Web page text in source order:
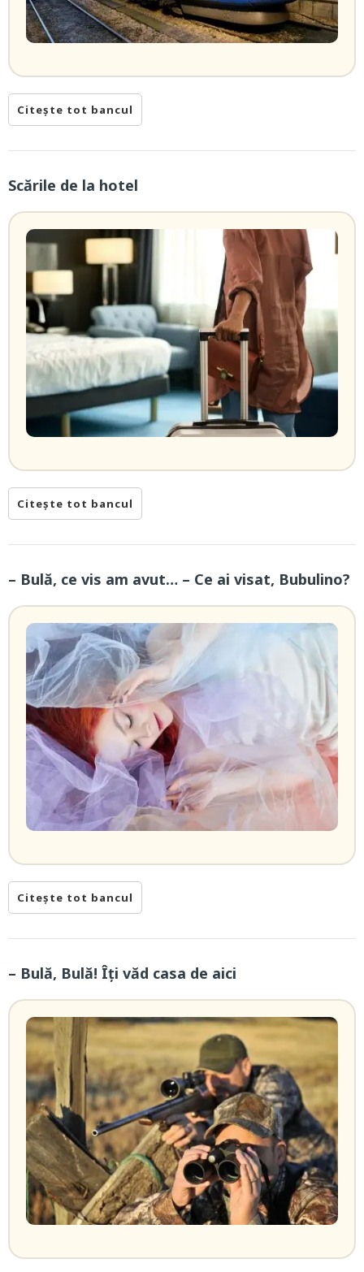
Citește tot bancul
Scările de la hotel
Citește tot bancul
– Bulă, ce vis am avut… – Ce ai visat, Bubulino?
Citește tot bancul
– Bulă, Bulă! Îți văd casa de aici